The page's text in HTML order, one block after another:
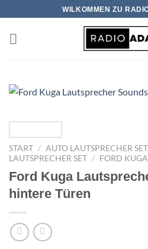
Inhalt
springen
WILKOMMEN ZU
START / AUTO LAUTSPRECHER SET
LAUTSPRECHER SET / FORD
Ford Kuga
hintere Türen